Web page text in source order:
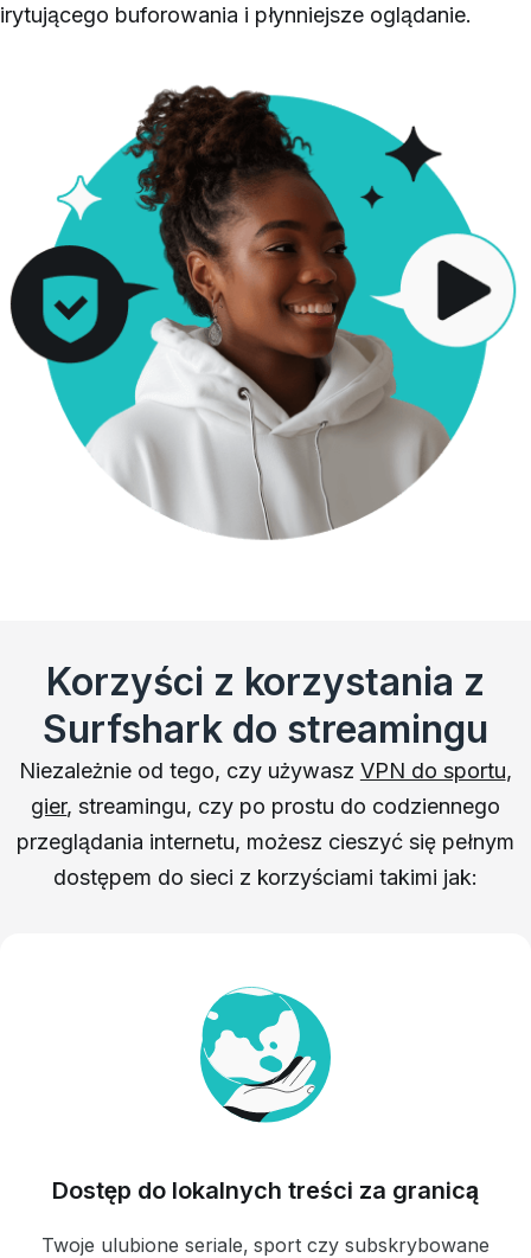
irytującego buforowania i płynniejsze oglądanie.
Korzyści z korzystania z
Surfshark do streamingu
Niezależnie od tego, czy używasz VPN do sportu,
gier, streamingu, czy po prostu do codziennego
przeglądania internetu, możesz cieszyć się pełnym
dostępem do sieci z korzyściami takimi jak:
Dostęp do lokalnych treści za granicą
Twoje ulubione seriale, sport czy subskrybowane